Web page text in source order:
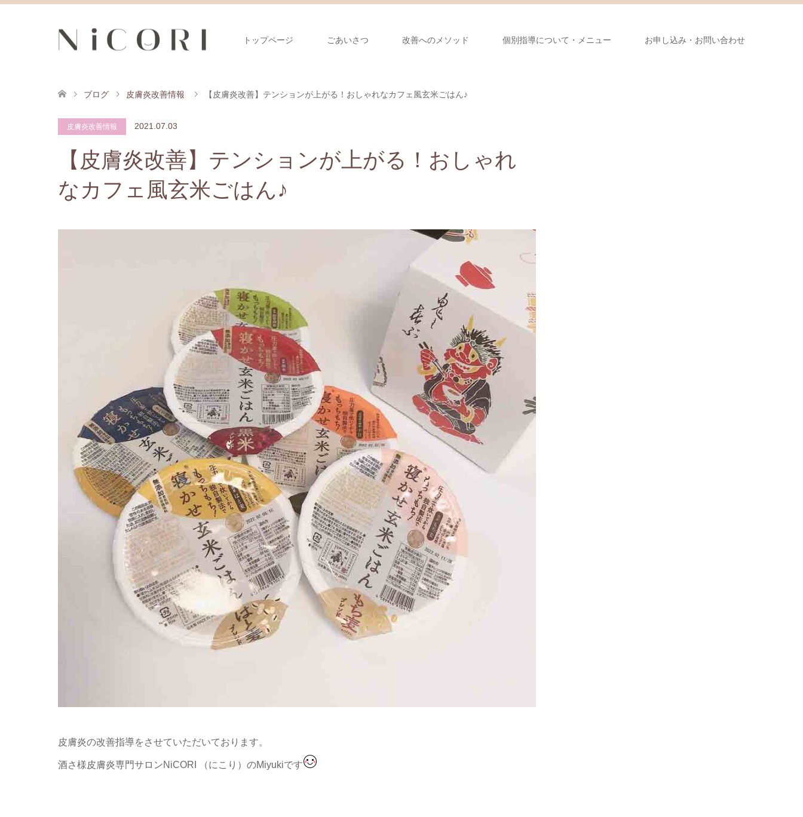
トップページ ごあいさつ 改善へのメソッド 個別指導について・メニュー お申し込み・お問い合わせ
ブログ 皮膚炎改善情報 【皮膚炎改善】テンションが上がる！おしゃれなカフェ風玄米ごはん♪
皮膚炎改善情報 2021.07.03
【皮膚炎改善】テンションが上がる！おしゃれ
なカフェ風玄米ごはん♪
皮膚炎の改善指導をさせていただいております。
酒さ様皮膚炎専門サロンNiCORI （にこり）のMiyukiです